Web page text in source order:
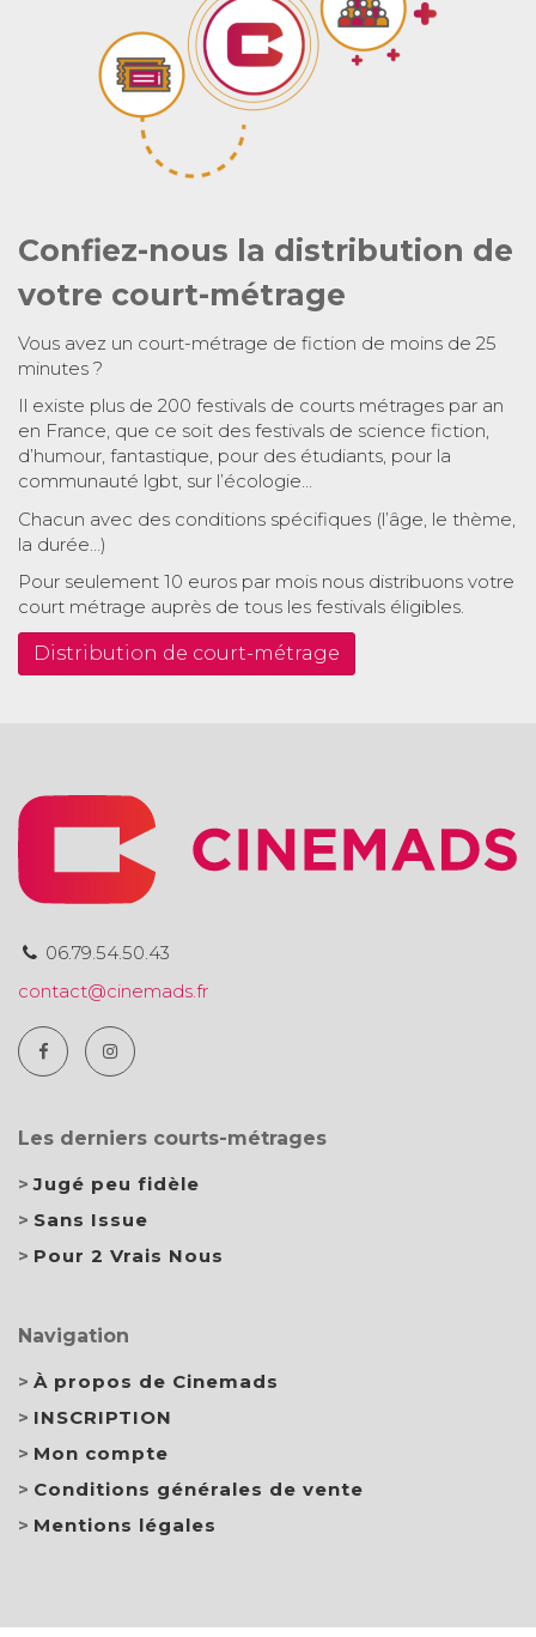
Confiez-nous la distribution de
votre court-métrage
Vous avez un court-métrage de fiction de moins de 25
minutes ?
Il existe plus de 200 festivals de courts métrages par an
en France, que ce soit des festivals de science fiction,
d’humour, fantastique, pour des étudiants, pour la
communauté lgbt, sur l’écologie…
Chacun avec des conditions spécifiques (l’âge, le thème,
la durée…)
Pour seulement 10 euros par mois nous distribuons votre
court métrage auprès de tous les festivals éligibles.
Distribution de court-métrage
06.79.54.50.43
contact@cinemads.fr
Les derniers courts-métrages
Jugé peu fidèle
Sans Issue
Pour 2 Vrais Nous
Navigation
À propos de Cinemads
INSCRIPTION
Mon compte
Conditions générales de vente
Mentions légales